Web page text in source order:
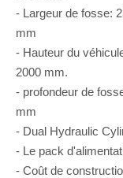
- Largeur de fosse:
mm
- Hauteur du
2000 mm.
- profondeur de
mm
- Dual Hydraulic
- Le pack
- Coût de